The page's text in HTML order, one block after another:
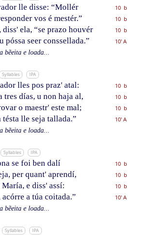
lle disse: “Mollér
10 b
vos é mestér.”
10 b
diss' ela, “se prazo houvér
10 b
póssa seer conssellada.”
10' A
bẽeita e loada...
Syllables IPA
lles pos praz' atal:
10 b
tres días, u non haja al,
10 b
o maestr' este mal;
10 b
tésta lle seja tallada.”
10' A
bẽeita e loada...
Syllables IPA
se foi ben dalí
10 b
per quant' aprendí,
10 b
María, e diss' assí:
10 b
acórre a túa coitada.”
10' A
bẽeita e loada...
Syllables IPA